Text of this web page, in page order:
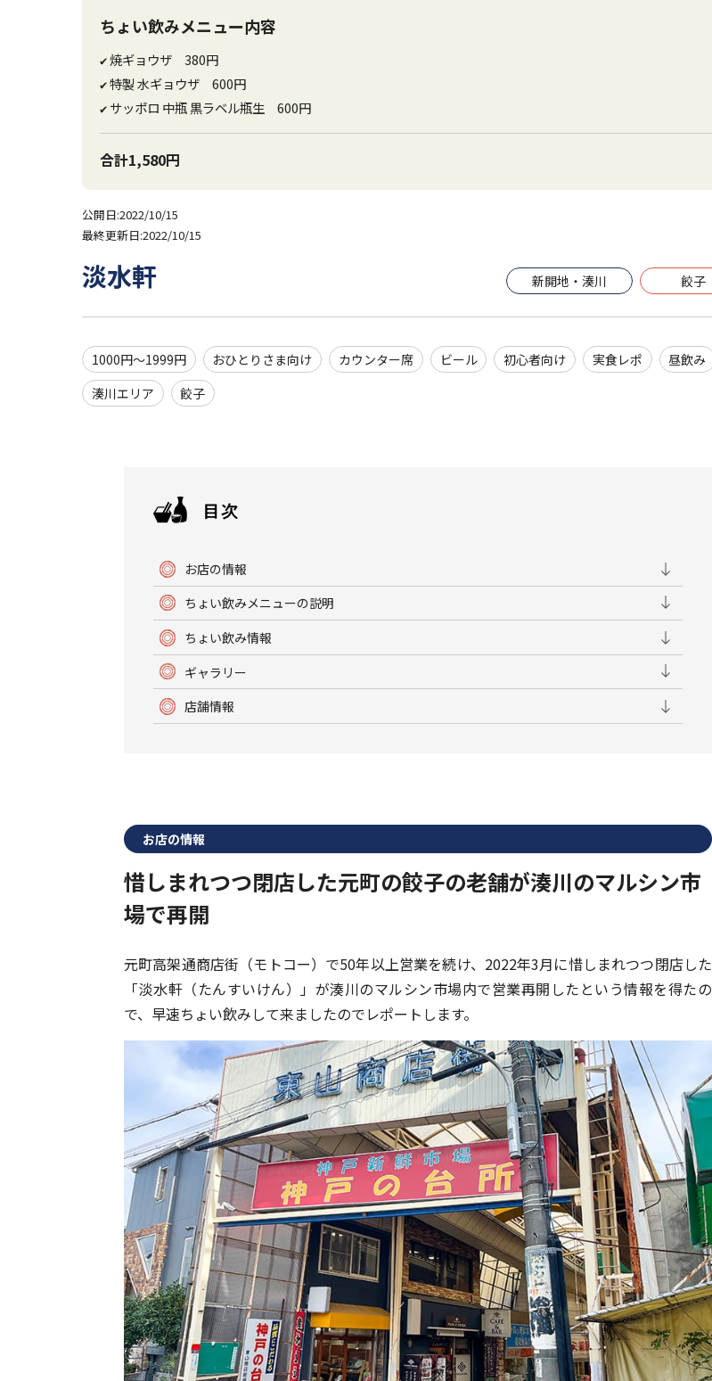
ちょい飲みメニュー内容
✔焼ギョウザ 380円
✔特製 水ギョウザ 600円
✔ サッポロ 中瓶 黒ラベル瓶生 600円
合計1,580円
公開日:2022/10/15
最終更新日:2022/10/15
淡水軒 新開地・湊川 餃子
1000円～1999円 おひとりさま向け カウンター席 ビール 初心者向け 実食レポ
昼飲み
湊川エリア
餃子
お店の情報
ちょい飲みメニューの説明
ちょい飲み情報
ギャラリー
店舗情報
お店の情報
惜しまれつつ閉店した元町の餃子の老舗が湊川のマルシン市
場で再開
元町高架通商店街（モトコー）で50年以上営業を続け、2022年3月に惜しまれつつ閉店した
「淡水軒（たんすいけん）」が湊川のマルシン市場内で営業再開したという情報を得たの
で、早速ちょい飲みして来ましたのでレポートします。